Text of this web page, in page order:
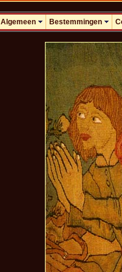
Algemeen Bestemmingen